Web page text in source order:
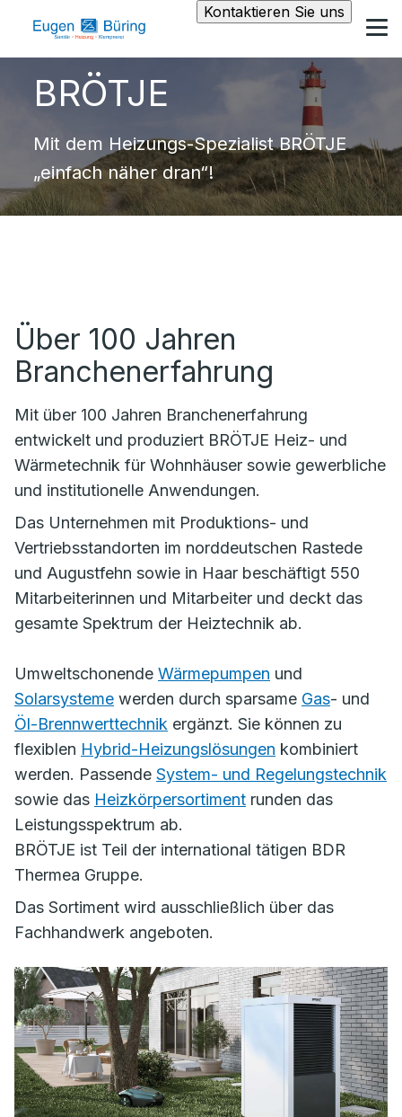
Kontaktieren Sie uns
BRÖTJE
Mit dem Heizungs-Spezialist BRÖTJE
„einfach näher dran“!
Über 100 Jahren
Branchenerfahrung
Mit über 100 Jahren Branchenerfahrung
entwickelt und produziert BRÖTJE Heiz- und
Wärmetechnik für Wohnhäuser sowie gewerbliche
und institutionelle Anwendungen.
Das Unternehmen mit Produktions- und
Vertriebsstandorten im norddeutschen Rastede
und Augustfehn sowie in Haar beschäftigt 550
Mitarbeiterinnen und Mitarbeiter und deckt das
gesamte Spektrum der Heiztechnik ab.
Umweltschonende Wärmepumpen und
Solarsysteme werden durch sparsame Gas- und
Öl-Brennwerttechnik ergänzt. Sie können zu
flexiblen Hybrid-Heizungslösungen kombiniert
werden. Passende System- und Regelungstechnik
sowie das Heizkörpersortiment runden das
Leistungsspektrum ab.
BRÖTJE ist Teil der international tätigen BDR
Thermea Gruppe.
Das Sortiment wird ausschließlich über das
Fachhandwerk angeboten.